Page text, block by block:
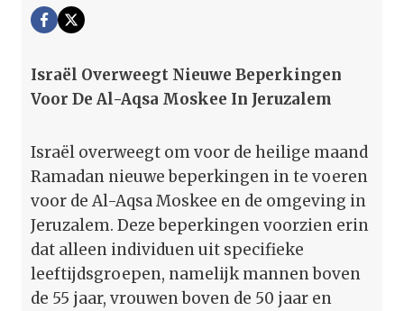
Israël Overweegt Nieuwe Beperkingen
Voor De Al-Aqsa Moskee In Jeruzalem
Israël overweegt om voor de heilige maand
Ramadan nieuwe beperkingen in te voeren
voor de Al-Aqsa Moskee en de omgeving in
Jeruzalem. Deze beperkingen voorzien erin
dat alleen individuen uit specifieke
leeftijdsgroepen, namelijk mannen boven
de 55 jaar, vrouwen boven de 50 jaar en